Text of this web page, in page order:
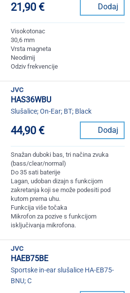
21,90 € Dodaj
Visokotonac
30,6 mm
Vrsta magneta
Neodimij
Odziv frekvencije
jvc
HAS36WBU
Slušalice; On-Ear; BT; Black
44,90 € Dodaj
Snažan duboki bas, tri načina zvuka
(bass/clear/normal)
Do 35 sati baterije
Lagan, udoban dizajn s funkcijom
zakretanja koji se može podesiti pod
kutom prema uhu.
Funkcija više točaka
Mikrofon za pozive s funkcijom
isključivanja mikrofona.
jvc
HAEB75BE
Sportske in-ear slušalice HA-EB75-
BNU; C